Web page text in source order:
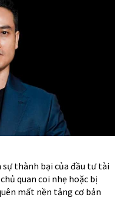
thành bại của đầu tư tài
quan coi nhẹ hoặc bị
mất nền tảng cơ bản